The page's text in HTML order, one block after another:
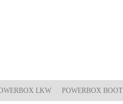
LKW POWERBOX BOOT